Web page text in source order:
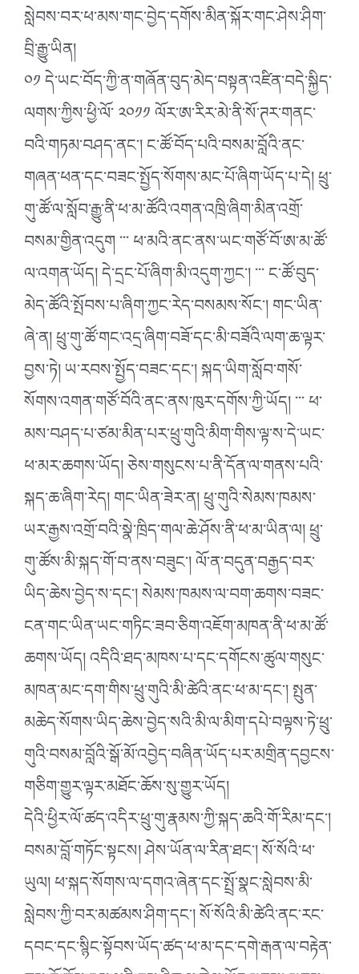
སླེབས་བར་ཕ་མས་གང་བྱེད་དགོས་མིན་སྐོར་གང་ཤེས་ཤིག་
བྲི་རྒྱུ་ཡིན།
༠༡ དེ་ཡང་བོད་ཀྱི་ན་གཞོན་བུད་མེད་བསྟན་འཛིན་བདེ་སྐྱིད་
ལགས་ཀྱིས་ཕྱི་ལོ་ ༢༠༡༡ ལོར་ཨ་རིར་མེ་ནི་སོ་ཊར་གནང་
བའི་གཏམ་བཤད་ནང་། ང་ཚོ་བོད་པའི་བསམ་བློའི་ནང་
གཞན་ཕན་དང་བཟང་སྤྱོད་སོགས་མང་པོ་ཞིག་ཡོད་པ་དེ། ཕྲུ་
གུ་ཚོ་ལ་སློབ་རྒྱུ་ནི་ཕ་མ་ཚོའི་འགན་འཁྲི་ཞིག་མིན་འགྲོ་
བསམ་གྱིན་འདུག ་་་ ཕ་མའི་ནང་ནས་ཡང་གཙོ་བོ་ཨ་མ་ཚོ་
ལ་འགན་ཡོད། དེ་དྲང་པོ་ཞིག་མི་འདུག་ཀྱང་། ་་་ ང་ཚོ་བུད་
མེད་ཚོའི་སྤོབས་པ་ཞིག་ཀྱང་རེད་བསམས་སོང་། གང་ཡིན་
ཞེ་ན། ཕྲུ་གུ་ཚོ་གང་འདྲ་ཞིག་བཟོ་དང་མི་བཟོའི་ལག་ཆ་ལྟར་
བྱས་ཏེ། ཡ་རབས་སྤྱོད་བཟང་དང་། སྐད་ཡིག་སློབ་གསོ་
སོགས་འགན་གཙོ་བོའི་ནང་ནས་ཁུར་དགོས་ཀྱི་ཡོད། ་་་ ཕ་
མས་བཤད་པ་ཙམ་མིན་པར་ཕྲུ་གུའི་མིག་གིས་ལྟ་ས་དེ་ཡང་
ཕ་མར་ཆགས་ཡོད། ཅེས་གསུངས་པ་ནི་དོན་ལ་གནས་པའི་
སྐད་ཆ་ཞིག་རེད། གང་ཡིན་ཟེར་ན། ཕྲུ་གུའི་སེམས་ཁམས་
ཡར་རྒྱས་འགྲོ་བའི་སྣེ་ཁྲིད་གལ་ཆེ་ཤོས་ནི་ཕ་མ་ཡིན་ལ། ཕྲུ་
གུ་ཚོས་མི་སྐད་གོ་བ་ནས་བཟུང་། ལོ་ན་བདུན་བརྒྱད་བར་
ཡིད་ཆེས་བྱེད་ས་དང་། སེམས་ཁམས་ལ་བག་ཆགས་བཟང་
ངན་གང་ཡིན་ཡང་གཏིང་ཟབ་ཅིག་འཇོག་མཁན་ནི་ཕ་མ་ཚོ་
ཆགས་ཡོད། འདིའི་ཐད་མཁས་པ་དང་དགོངས་ཚུལ་གསུང་
མཁན་མང་དག་གིས་ཕྲུ་གུའི་མི་ཚེའི་ནང་ཕ་མ་དང་། སྤུན་
མཆེད་སོགས་ཡིད་ཆེས་བྱེད་སའི་མི་ལ་མིག་དཔེ་བལྟས་ཏེ་ཕྲུ་
གུའི་བསམ་བློའི་སྒོ་མོ་འབྱེད་བཞིན་ཡོད་པར་མགྲིན་དབྱངས་
གཅིག་གྱུར་ལྟར་མཐོང་ཆོས་སུ་གྱུར་ཡོད།
དེའི་ཕྱིར་ལོ་ཚད་འདིར་ཕྲུ་གུ་རྣམས་ཀྱི་སྐད་ཆའི་གོ་རིམ་དང་།
བསམ་བློ་གཏོང་སྟངས། ཤེས་ཡོན་ལ་རིན་ཐང་། སོ་སོའི་ཕ་
ཡུལ། ཕ་སྐད་སོགས་ལ་དགའ་ཞེན་དང་སྤྲོ་སྣང་སླེབས་མི་
སླེབས་ཀྱི་བར་མཚམས་ཤིག་དང་། སོ་སོའི་མི་ཚེའི་ནང་རང་
དབང་དང་སྙིང་སྟོབས་ཡོད་ཚད་ཕ་མ་དང་དགེ་རྒན་ལ་བརྟེན་